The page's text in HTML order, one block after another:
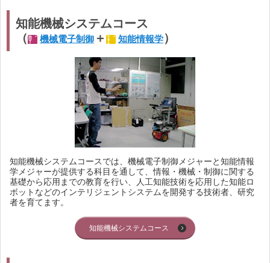
知能機械システムコース
（
機械電子制御 ＋ 知能情報学）
知能機械システムコースでは、機械電子制御メジャーと知能情報
学メジャーが提供する科目を通して、情報・機械・制御に関する
基礎から応用までの教育を行い、人工知能技術を応用した知能ロ
ボットなどのインテリジェントシステムを開発する技術者、研究
者を育てます。
知能機械システムコース